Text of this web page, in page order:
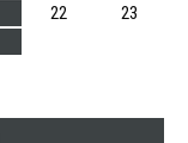
22
23